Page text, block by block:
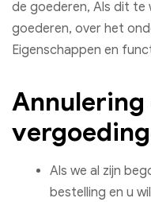
de goederen, Als dit te
goederen, over het
Eigenschappen en
Annulering
Als we al zijn
bestelling en u